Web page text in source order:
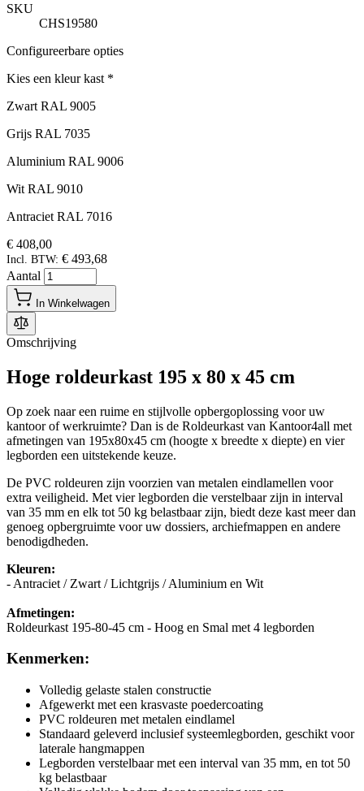
SKU
CHS19580
Configureerbare opties
Kies een kleur kast *
Zwart RAL 9005
Grijs RAL 7035
Aluminium RAL 9006
Wit RAL 9010
Antraciet RAL 7016
€ 408,00
Incl. BTW: € 493,68
Aantal
In Winkelwagen
Omschrijving
Hoge roldeurkast 195 x 80 x 45 cm
Op zoek naar een ruime en stijlvolle opbergoplossing voor uw
kantoor of werkruimte? Dan is de Roldeurkast van Kantoor4all met
afmetingen van 195x80x45 cm (hoogte x breedte x diepte) en vier
legborden een uitstekende keuze.
De PVC roldeuren zijn voorzien van metalen eindlamellen voor
extra veiligheid. Met vier legborden die verstelbaar zijn in interval
van 35 mm en elk tot 50 kg belastbaar zijn, biedt deze kast meer dan
genoeg opbergruimte voor uw dossiers, archiefmappen en andere
benodigdheden.
Kleuren:
- Antraciet / Zwart / Lichtgrijs / Aluminium en Wit
Afmetingen:
Roldeurkast 195-80-45 cm - Hoog en Smal met 4 legborden
Kenmerken:
Volledig gelaste stalen constructie
Afgewerkt met een krasvaste poedercoating
PVC roldeuren met metalen eindlamel
Standaard geleverd inclusief systeemlegborden, geschikt voor
laterale hangmappen
Legborden verstelbaar met een interval van 35 mm, en tot 50
kg belastbaar